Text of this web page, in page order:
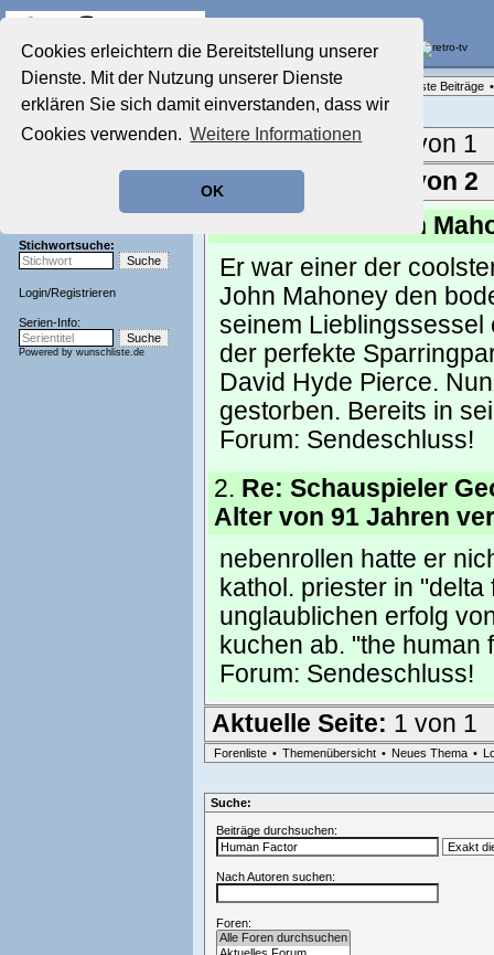
Cookies erleichtern die Bereitstellung unserer
Dienste. Mit der Nutzung unserer Dienste
erklären Sie sich damit einverstanden, dass wir
Cookies verwenden. Weitere Informationen
OK
Startseite
Aktuelles Forum
Film-Forum
Zeichentrick-Forum
Stichwortsuche:
Login/Registrieren
Serien-Info:
Powered by wunschliste.de
Forenliste • Themenübersicht Neueste Beiträge •
Aktuelle Seite:
1 von 1
Ergebnisse 1 - 2 von 2
"Frasier": John
Er war einer der
John Mahoney den
seinem Lieblingssessel
der perfekte
David Hyde Pierce.
gestorben. Bereits in
Forum: Sendeschluss!
2. Re: Schauspieler
Alter von 91 Jahren
nebenrollen hatte er
kathol. priester in
unglaublichen erfolg
kuchen ab. "the human
Forum: Sendeschluss!
Aktuelle Seite: 1 von 1
Forenliste • Themenübersicht • Neues Thema •
Suche:
Beiträge durchsuchen:
Nach Autoren suchen:
Foren: